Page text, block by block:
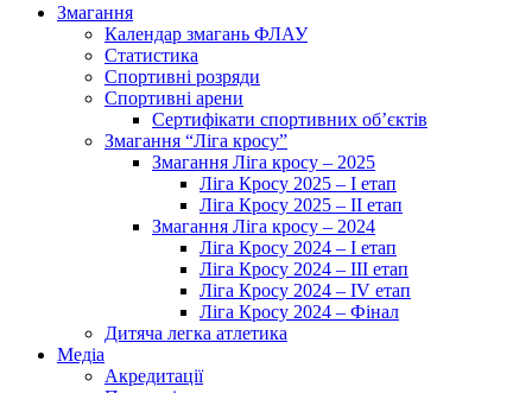
Змагання
Календар змагань ФЛАУ
Статистика
Спортивні розряди
Спортивні арени
Сертифікати спортивних об’єктів
Змагання “Ліга кросу”
Змагання Ліга кросу – 2025
Ліга Кросу 2025 – I етап
Ліга Кросу 2025 – II етап
Змагання Ліга кросу – 2024
Ліга Кросу 2024 – I етап
Ліга Кросу 2024 – III етап
Ліга Кросу 2024 – IV етап
Ліга Кросу 2024 – Фінал
Дитяча легка атлетика
Медіа
Акредитації